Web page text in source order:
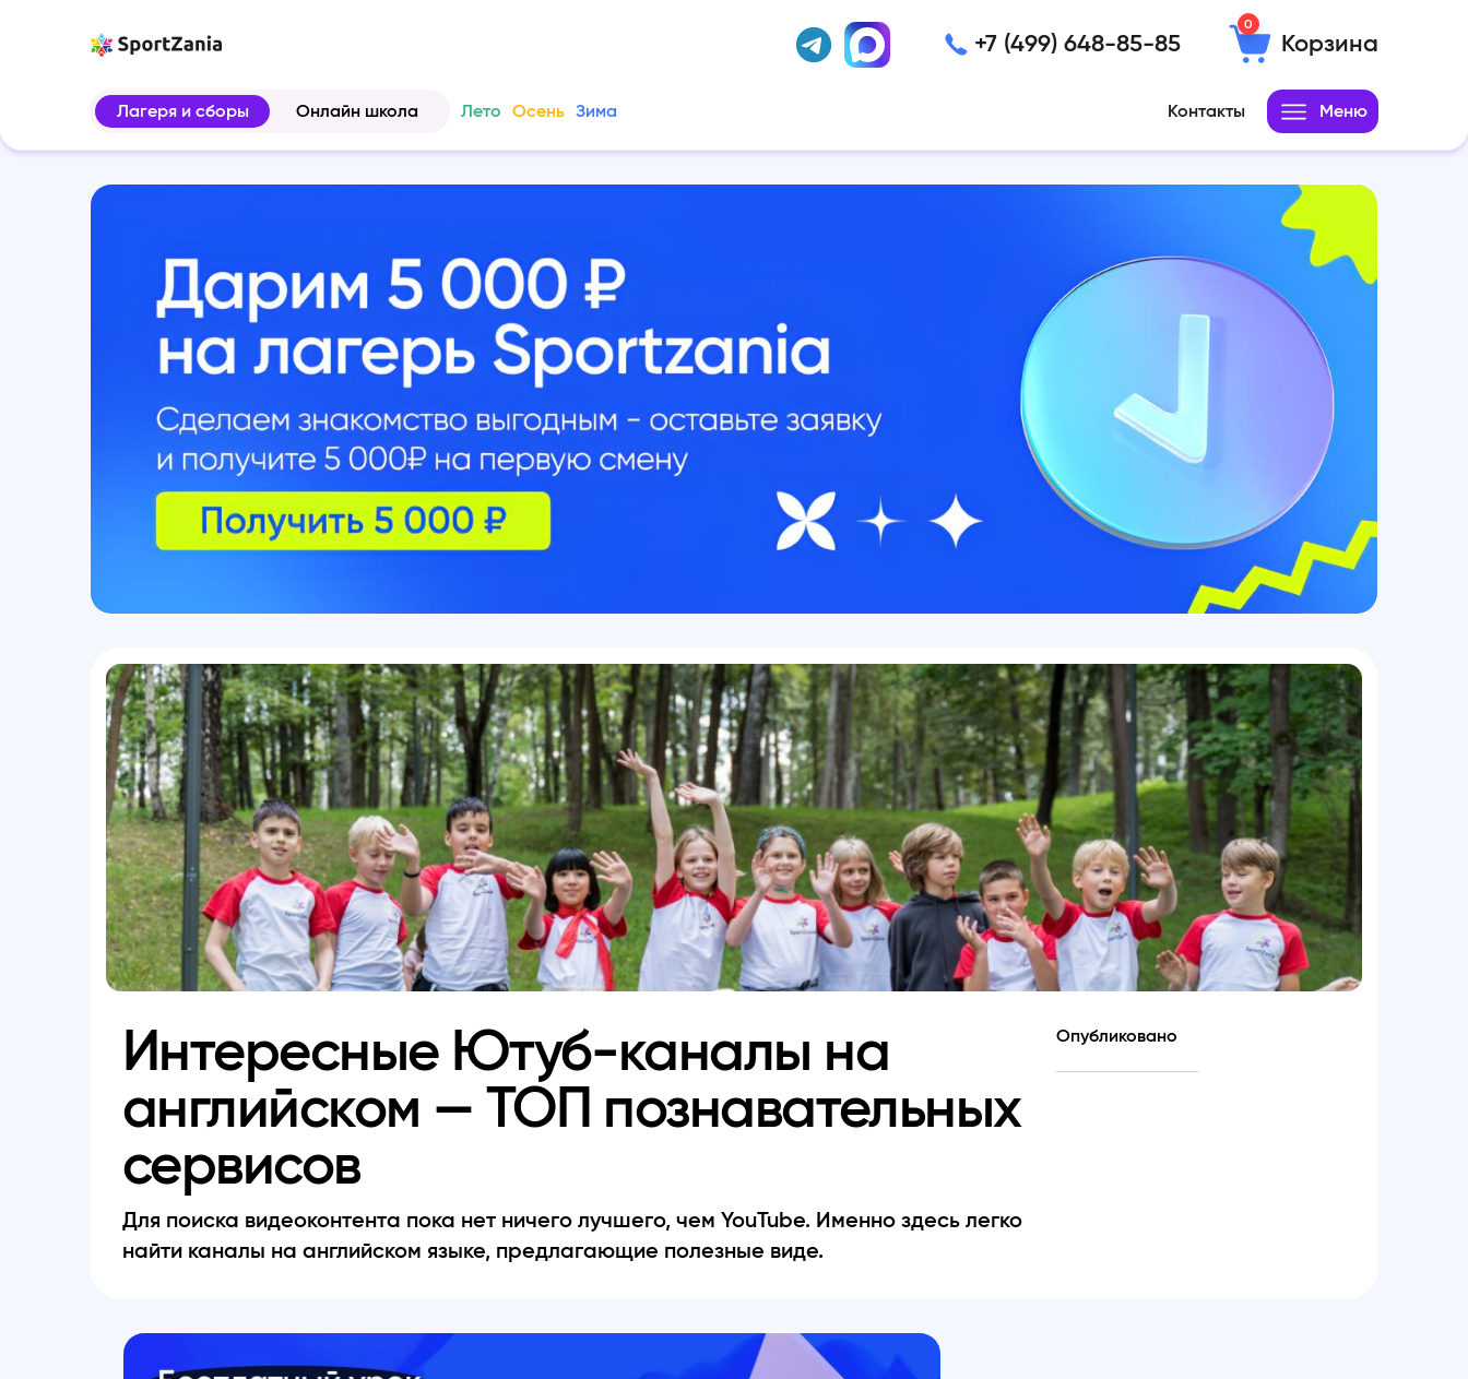
+7 (499) 648-85-85
0
Корзина
Контакты Меню
Лагеря и сборы Онлайн школа Лето Осень Зима
Интересные Ютуб-каналы на
английском — ТОП познавательных
сервисов
Для поиска видеоконтента пока нет ничего лучшего, чем YouTube. Именно здесь легко
найти каналы на английском языке, предлагающие полезные виде.
Опубликовано